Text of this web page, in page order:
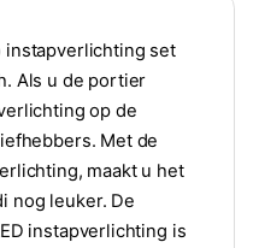
instapverlichting set
Als u de portier
op de
Met de
maakt u het
nog leuker. De
instapverlichting is